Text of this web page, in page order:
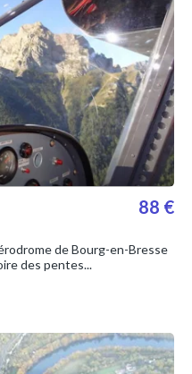
88 €
de Bourg-en-Bresse
des pentes...